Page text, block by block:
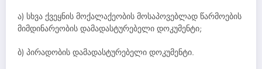
ა) სხვა ქვეყნის მოქალაქეობის მოსაპოვებლად წარმოების
მიმდინარეობის დამადასტურებელი დოკუმენტი;
ბ) პირადობის დამადასტურებელი დოკუმენტი.